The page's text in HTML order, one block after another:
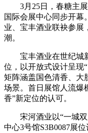
3月25日，春糖主展
国际会展中心同步开
业、宝丰酒业联袂参展
潮。
宝丰酒业在世纪城新
位，以开放式设计呈现
矩阵涵盖国色清香、大
场景。首日展馆人流爆
香”新定位的认可。
宋河酒业以“一城双
中心3号馆S3B0087展